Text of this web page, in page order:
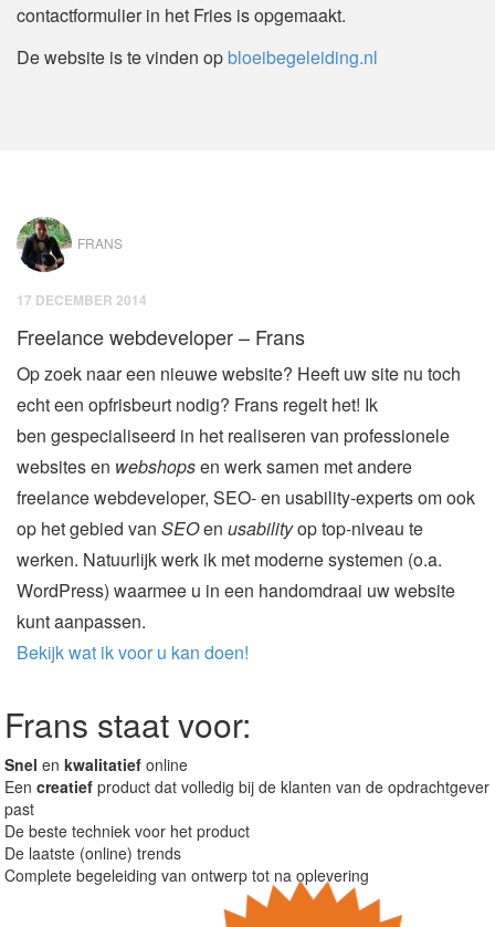
contactformulier in het Fries is opgemaakt.
De website is te vinden opbloeibegeleiding.nl
FRANS
17 DECEMBER 2014
Freelance webdeveloper – Frans
Op zoek naar een nieuwe website? Heeft uw site nu toch
echt een opfrisbeurt nodig? Frans regelt het! Ik
ben gespecialiseerd in het realiseren van professionele
websites en webshopsen werk samen met andere
freelance webdeveloper, SEO- en usability-experts om ook
op het gebied van SEOen usabilityop top-niveau te
werken. Natuurlijk werk ik met moderne systemen (o.a.
WordPress) waarmee u in een handomdraai uw website
kunt aanpassen.
Bekijk wat ik voor u kan doen!
Frans staat voor:
Snel enkwalitatief online
Eencreatief product dat volledig bij de klanten van de opdrachtgever
past
De beste techniek voor het product
De laatste (online) trends
Complete begeleiding van ontwerp tot na oplevering